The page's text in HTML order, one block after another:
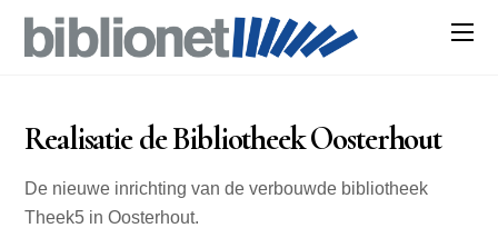
Realisatie de Bibliotheek Oosterhout
De nieuwe inrichting van de verbouwde bibliotheek
Theek5 in Oosterhout.